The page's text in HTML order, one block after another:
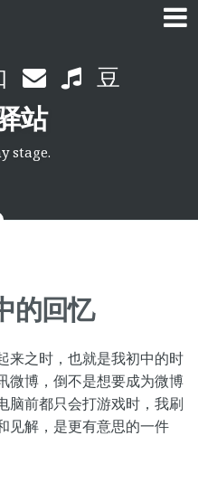
站
stage.
的回忆
来之时，也就是我初中的时
微博，倒不是想要成为微博
脑前都只会打游戏时，我刷
见解，是更有意思的一件